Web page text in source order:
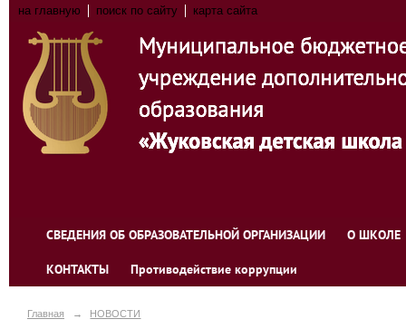
на главную поиск по сайту карта сайта
СВЕДЕНИЯ ОБ ОБРАЗОВАТЕЛЬНОЙ ОРГАНИЗАЦИИ О ШКОЛЕ
КОНТАКТЫ Противодействие коррупции
Главная → НОВОСТИ